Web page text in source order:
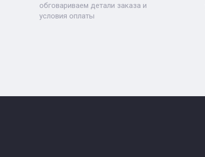
обговариваем детали заказа и
условия оплаты